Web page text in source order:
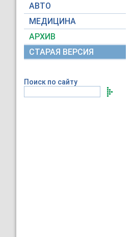
АВТО
МЕДИЦИНА
АРХИВ
СТАРАЯ ВЕРСИЯ
Поиск по сайту